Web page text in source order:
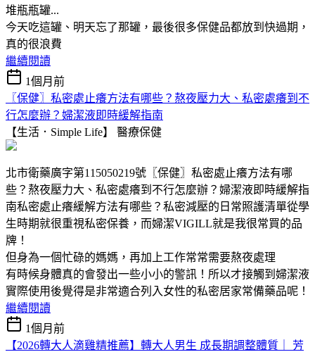
堆瓶瓶罐...
今天吃這罐、明天忘了那罐，最後很多保健品都放到快過期，
真的很浪費
繼續閱讀
1個月前
〖保健〗私密處止癢方法有哪些？熬夜壓力大、私密處癢到不
行怎麼辦？婦潔液即時緩解指南
【生活．Simple Life】 醫療保健
北市衛藥廣字第115050219號〖保健〗私密處止癢方法有哪
些？熬夜壓力大、私密處癢到不行怎麼辦？婦潔液即時緩解指
南私密處止癢緩解方法有哪些？私密減壓的日常照護清單從學
生時期就很重視私密保養，而婦潔VIGILL就是我很常買的品
牌！
但身為一個忙碌的媽媽，再加上工作常常需要熬夜處理
有時候身體真的會發出一些小小的警訊！所以才接觸到婦潔液
實際使用後覺得是非常適合列入女性的私密居家常備藥品呢！
繼續閱讀
1個月前
【2026轉大人滴雞精推薦】轉大人男生 成長期調整體質｜ 芳